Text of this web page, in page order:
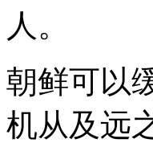
人。
朝鲜可以
机从及远